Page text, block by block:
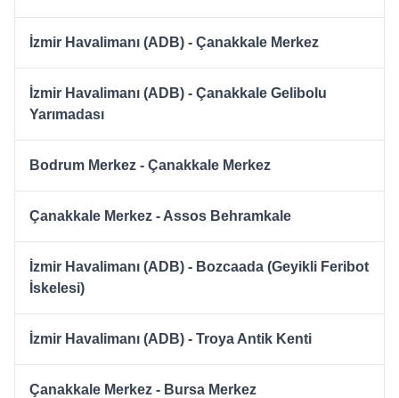
İzmir Havalimanı (ADB) - Çanakkale Merkez
İzmir Havalimanı (ADB) - Çanakkale Gelibolu
Yarımadası
Bodrum Merkez - Çanakkale Merkez
Çanakkale Merkez - Assos Behramkale
İzmir Havalimanı (ADB) - Bozcaada (Geyikli Feribot
İskelesi)
İzmir Havalimanı (ADB) - Troya Antik Kenti
Çanakkale Merkez - Bursa Merkez